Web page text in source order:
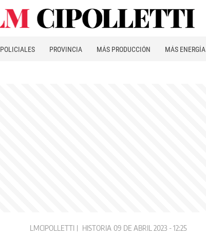
POLICIALES PROVINCIA MÁS PRODUCCIÓN MÁS ENERGÍA
LMCIPOLLETTI HISTORIA 09 DE ABRIL 2023 - 12:25